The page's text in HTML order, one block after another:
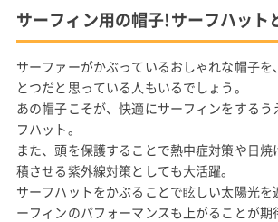
サーフィン用の帽子!サーフハット
サーファーがかぶっているおしゃれな帽子を
とつだと思っている人もいるでしょう。
あの帽子こそが、快適にサーフィンをするう
フハット。
また、頭を保護することで熱中症対策や日焼
積させる紫外線対策としても大活躍。
サーフハットをかぶることで眩しい太陽光を
ーフィンのパフォーマンスも上がることが期